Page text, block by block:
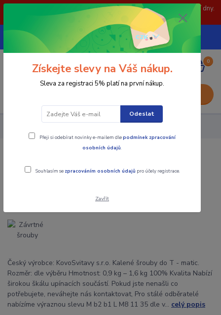
POZOR: 31.7 , 3.8 a 5.8- zavřeno. objednávky odešleme následující dny.
Děkujeme za pochopení.
CZK
739252246
(Po-Pá, 8-15 hod.)
0
0,00 Kč
Český výrobce: KovoSvitavy s.r.o. Kalené šrouby do T - matic.
Rozměr: dle výběru Hmotnost: 0,9 kg – 1,6 kg 100% Kvalita Nabízí
širokou škálu upínacích součástí. Pokud jste nenašli co
potřebujete, neváhejte nás kontaktovat, Pro stálé odběratelé
nabízíme výraznou slevu M b2 b1 L M8 11 35 dle v... celý popis
Získejte slevy na Váš nákup.
Sleva za registraci 5% platí na první nákup.
Odeslat
Přeji si odebírat novinky e-mailem dlepodmínek zpracování
osobních údajů.
Souhlasím se zpracováním osobních údajů pro účely registrace.
Zavřít